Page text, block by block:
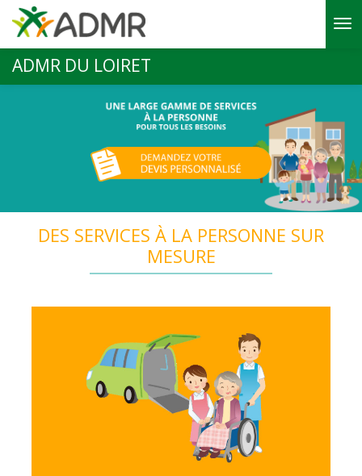
Aller au contenu principal
ADMR DU LOIRET
DES SERVICES À LA PERSONNE SUR
MESURE